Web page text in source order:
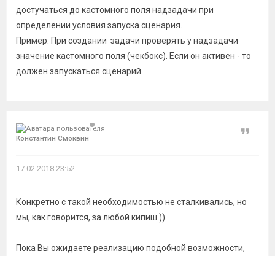
достучаться до кастомного поля надзадачи при
определении условия запуска сценария.
Пример: При создании задачи проверять у надзадачи
значение кастомного поля (чекбокс). Если он активен - то
должен запускаться сценарий.
Константин Смоквин
Цитата
17.02.2018 23:52
Конкретно с такой необходимостью не сталкивались, но
мы, как говорится, за любой кипиш ))
Пока Вы ожидаете реализацию подобной возможности,